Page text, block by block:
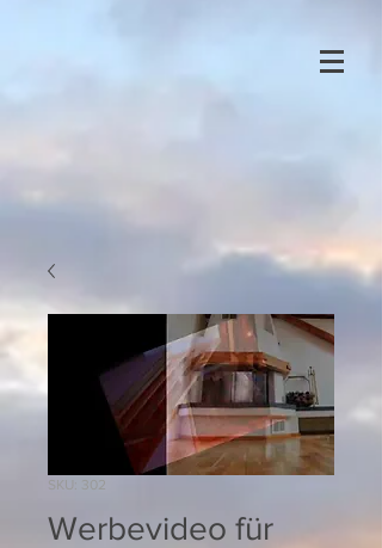
SKU: 302
Werbevideo für